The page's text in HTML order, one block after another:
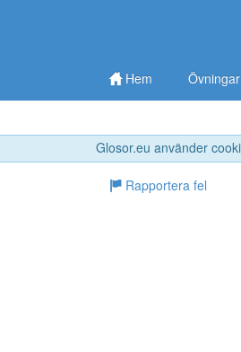
Glosor.eu använder
Hem Övningar
Rapportera fel